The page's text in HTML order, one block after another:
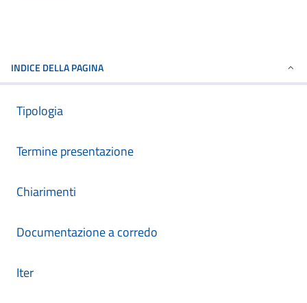
INDICE DELLA PAGINA
Tipologia
Termine presentazione
Chiarimenti
Documentazione a corredo
Iter